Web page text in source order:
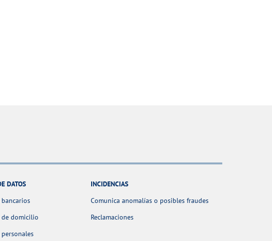
DATOS
domicilio
INCIDENCIAS
Comunica anomalías o posibles fraudes
Reclamaciones